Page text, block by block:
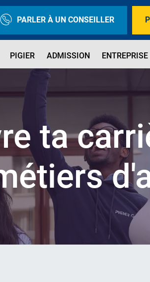
PARLER À UN CONSEILLER
PIGIER ADMISSION ENTREPRISE
ta